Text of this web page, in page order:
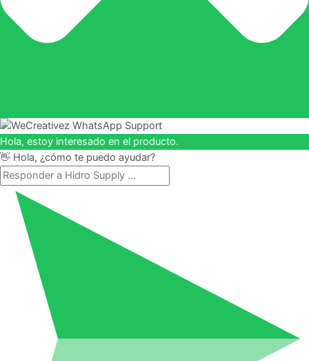
Hola, estoy interesado en el producto.
👋 Hola, ¿cómo te puedo ayudar?